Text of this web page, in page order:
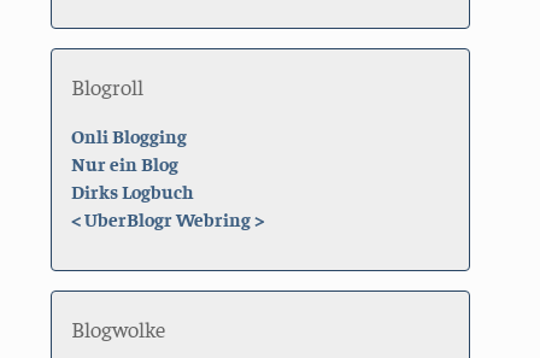
Blogroll
Onli Blogging
Nur ein Blog
Dirks Logbuch
<UberBlogr Webring>
Blogwolke